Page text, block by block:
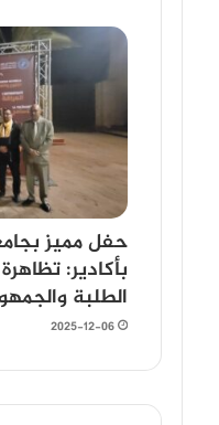
حفل مميز
بأكادير:
الطلبة
2025-12-06